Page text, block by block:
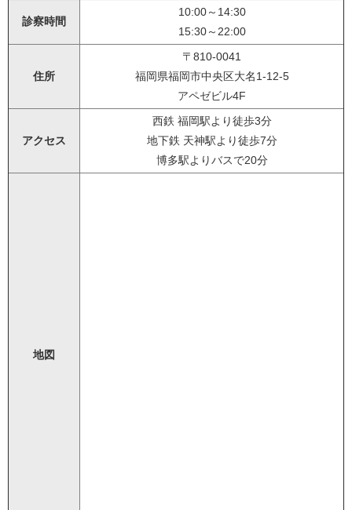
診察時間
10:00～14:30
15:30～22:00
住所
〒810-0041
福岡県福岡市中央区大名1-12-5
アペゼビル4F
アクセス
西鉄 福岡駅より徒歩3分
地下鉄 天神駅より徒歩7分
博多駅よりバスで20分
地図